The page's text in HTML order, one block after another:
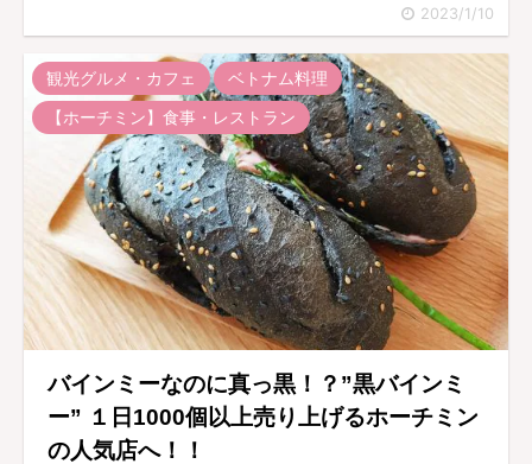
2023/1/10
観光グルメ・カフェ
ベトナム料理
【ホーチミン】食事・レストラン
バインミーなのに真っ黒！？”黒バインミ
ー” １日1000個以上売り上げるホーチミン
の人気店へ！！